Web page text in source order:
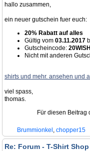
hallo zusammen,
ein neuer gutschein fuer euch:
20% Rabatt auf alles
Gültig vom 03.11.2017
Gutscheincode:
Nicht mit anderen
shirts und mehr. ansehen und
viel spass,
thomas.
Für diesen Beitrag
Brummionkel , chopper15
Re: Forum - T-Shirt Shop